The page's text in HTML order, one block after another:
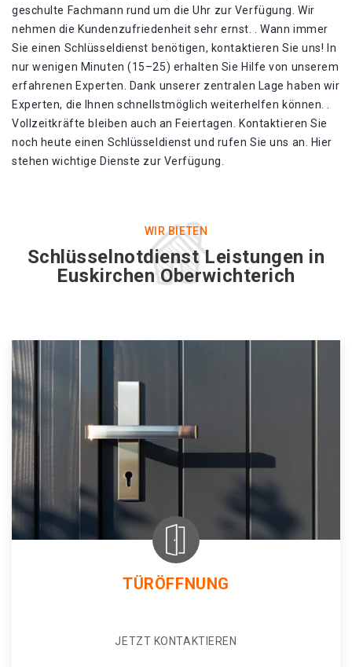
geschulte Fachmann rund um die Uhr zur Verfügung. Wir
nehmen die Kundenzufriedenheit sehr ernst. . Wann immer
Sie einen Schlüsseldienst benötigen, kontaktieren Sie uns! In
nur wenigen Minuten (15–25) erhalten Sie Hilfe von unserem
erfahrenen Experten. Dank unserer zentralen Lage haben wir
Experten, die Ihnen schnellstmöglich weiterhelfen können. .
Vollzeitkräfte bleiben auch an Feiertagen. Kontaktieren Sie
noch heute einen Schlüsseldienst und rufen Sie uns an. Hier
stehen wichtige Dienste zur Verfügung.
WIR BIETEN
Schlüsselnotdienst Leistungen in
Euskirchen Oberwichterich
TÜRÖFFNUNG
JETZT KONTAKTIEREN